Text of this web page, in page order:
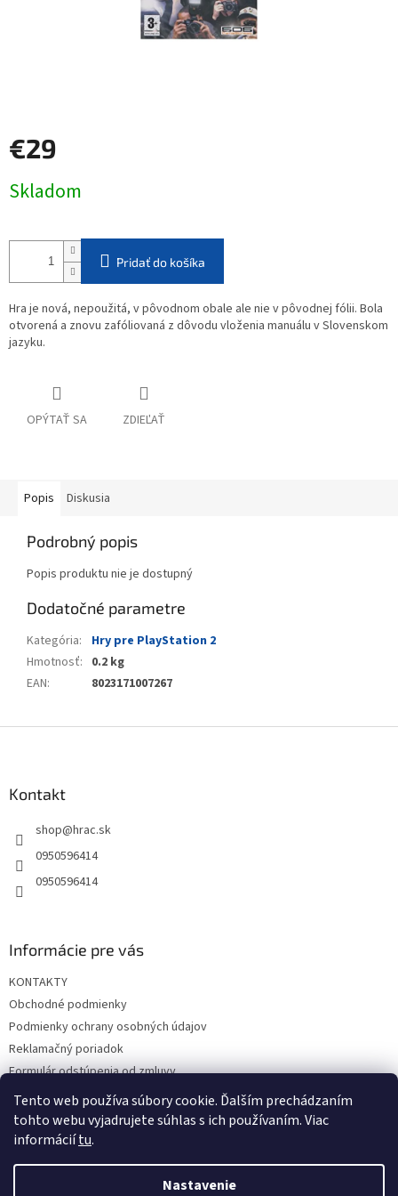
Tento web používa súbory cookie. Ďalším prechádzaním
tohto webu vyjadrujete súhlas s ich používaním. Viac
informáciítu.
Nastavenie
€29
cena:
Skladom
Pridať do košíka
Hra je nová, nepoužitá, v pôvodnom obale ale nie v pôvodnej fólii. Bola
otvorená a znovu zafóliovaná z dôvodu vloženia manuálu v Slovenskom
jazyku.
OPÝTAŤ SA ZDIEĽAŤ
Popis Diskusia
Podrobný popis
Popis produktu nie je dostupný
Dodatočné parametre
Kategória:
Hry pre PlayStation 2
Hmotnosť: 0.2 kg
EAN: 8023171007267
Kontakt
shop@hrac.sk
0950596414
0950596414
Informácie pre vás
KONTAKTY
Obchodné podmienky
Podmienky ochrany osobných údajov
Reklamačný poriadok
Formulár odstúpenia od zmluvy
Reklamačný formulár